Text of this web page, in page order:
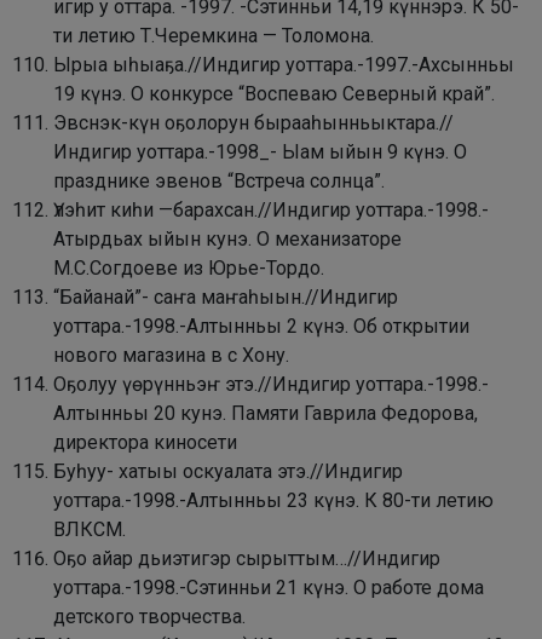
игир у оттара. -1997. -Сэтинньи 14,19 күннэрэ. К 50-
ти летию Т.Черемкина — Толомона.
Ырыа ыһыаҕа.//Индигир уоттара.-1997.-Ахсынньы
19 күнэ. О конкурсе “Воспеваю Северный край”.
Эвснэк-күн оҕолорун бырааһынньыктара.//
Индигир уоттара.-1998_- Ыам ыйын 9 күнэ. О
празднике эвенов “Встреча солнца”.
Үлэһит киһи —барахсан.//Индигир уоттара.-1998.-
Атырдьах ыйын кунэ. О механизаторе
М.С.Согдоеве из Юрье-Тордо.
“Байанай”- саҥа маҥаһыын.//Индигир
уоттара.-1998.-Алтынньы 2 күнэ. Об открытии
нового магазина в с Хону.
Оҕолуу үөрүнньэҥ этэ.//Индигир уоттара.-1998.-
Алтынньы 20 кунэ. Памяти Гаврила Федорова,
директора киносети
Буһуу- хатыы оскуалата этэ.//Индигир
уоттара.-1998.-Алтынньы 23 күнэ. К 80-ти летию
ВЛКСМ.
Оҕо айар дьиэтигэр сырыттым…//Индигир
уоттара.-1998.-Сэтинньи 21 күнэ. О работе дома
детского творчества.